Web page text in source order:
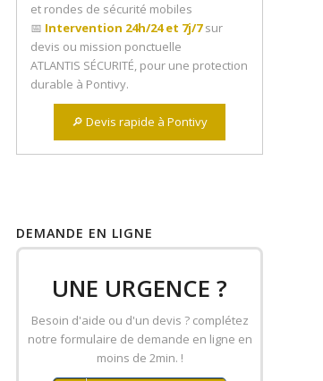
et rondes de sécurité mobiles
📅 Intervention 24h/24 et 7j/7sur
devis ou mission ponctuelle
ATLANTIS SÉCURITÉ, pour une protection
durable à Pontivy.
🔎 Devis rapide à Pontivy
DEMANDE EN LIGNE
UNE URGENCE ?
Besoin d'aide ou d'un devis ? complétez
notre formulaire de demande en ligne en
moins de 2min. !